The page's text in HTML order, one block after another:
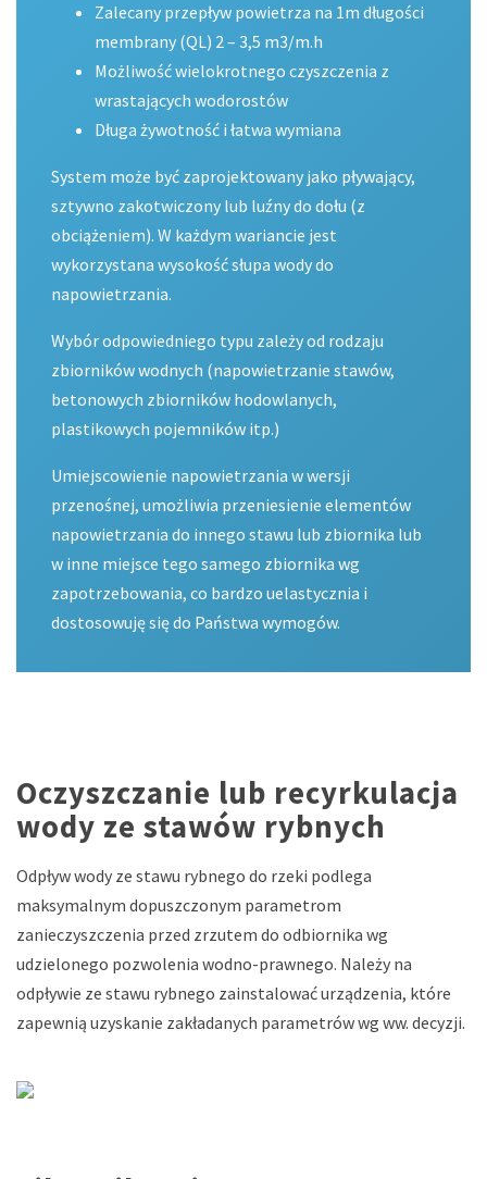
Zalecany przepływ powietrza na 1m długości
membrany (QL) 2 – 3,5 m3/m.h
Możliwość wielokrotnego czyszczenia z
wrastających wodorostów
Długa żywotność i łatwa wymiana
System może być zaprojektowany jako pływający,
sztywno zakotwiczony lub luźny do dołu (z
obciążeniem). W każdym wariancie jest
wykorzystana wysokość słupa wody do
napowietrzania.
Wybór odpowiedniego typu zależy od rodzaju
zbiorników wodnych (napowietrzanie stawów,
betonowych zbiorników hodowlanych,
plastikowych pojemników itp.)
Umiejscowienie napowietrzania w wersji
przenośnej, umożliwia przeniesienie elementów
napowietrzania do innego stawu lub zbiornika lub
w inne miejsce tego samego zbiornika wg
zapotrzebowania, co bardzo uelastycznia i
dostosowuję się do Państwa wymogów.
Oczyszczanie lub recyrkulacja
wody ze stawów rybnych
Odpływ wody ze stawu rybnego do rzeki podlega
maksymalnym dopuszczonym parametrom
zanieczyszczenia przed zrzutem do odbiornika wg
udzielonego pozwolenia wodno-prawnego. Należy na
odpływie ze stawu rybnego zainstalować urządzenia, które
zapewnią uzyskanie zakładanych parametrów wg ww. decyzji.